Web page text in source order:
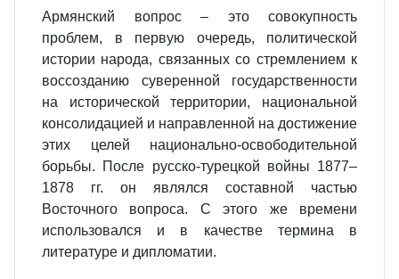
Армянский вопрос – это совокупность
проблем, в первую очередь, политической
истории народа, связанных со стремлением к
воссозданию суверенной государственности
на исторической территории, национальной
консолидацией и направленной на достижение
этих целей национально-освободительной
борьбы. После русско-турецкой войны 1877–
1878 гг. он являлся составной частью
Восточного вопроса. С этого же времени
использовался и в качестве термина в
литературе и дипломатии.